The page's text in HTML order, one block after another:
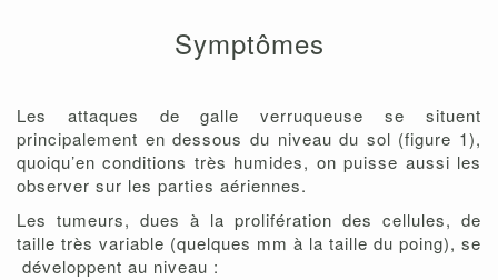
Symptômes
Les attaques de galle verruqueuse se situent
principalement en dessous du niveau du sol (figure 1),
quoiqu’en conditions très humides, on puisse aussi les
observer sur les parties aériennes.
Les tumeurs, dues à la prolifération des cellules, de
taille très variable (quelques mm à la taille du poing), se
développent au niveau :